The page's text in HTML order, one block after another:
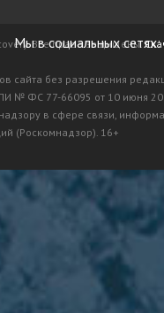
Все права защищены.
сайта без разрешения
№ ФС 77-66095 от 10 июня
в сфере связи,
(Роскомнадзор). 16+
Мы в социальных сетях: